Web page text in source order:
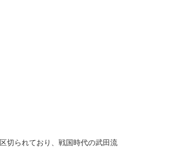
切られており、戦国時代の武田流